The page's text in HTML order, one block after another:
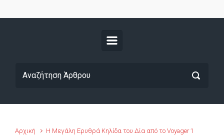
Αρχική
Η Μεγάλη Ερυθρά Κηλίδα του Δία από το Voyager 1